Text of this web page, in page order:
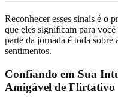
Reconhecer esses sinais é o
que eles significam para
parte da jornada é toda sobre
sentimentos.
Confiando em Sua
Amigável de Flirtativo